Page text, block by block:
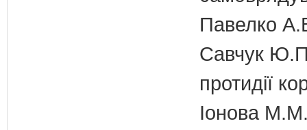
Павелко
Савчук Ю.П.
протидії
Іонова М.М.